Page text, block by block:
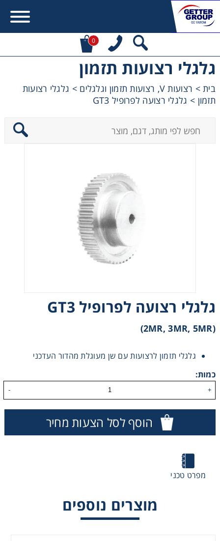
0
גלגלי רצועות תזמון
בית> רצועות V, רצועות תזמון וגלגלים > גלגלי רצועות
תזמון > גלגלי רצועה לפרופיל GT3
גלגלי רצועה לפרופיל GT3
(2MR, 3MR, 5MR)
גלגלי תזמון לרצועות עם שן מעוגלת מהדור העדכני
כמות:
+
-
הוסף לסל הצעות מחיר
מפרט טכני
מוצרים נוספים
Contact form not found.
מעונין לקבל הצעת מחיר או מידע עבור:
מקשרים, מצמדים ובלמים
מיסבים ובתי מיסב
שרשראות, גלגלי שרשרת וגלגלי שיניים
רצועות וי, רצועות תזמון וגלגלים